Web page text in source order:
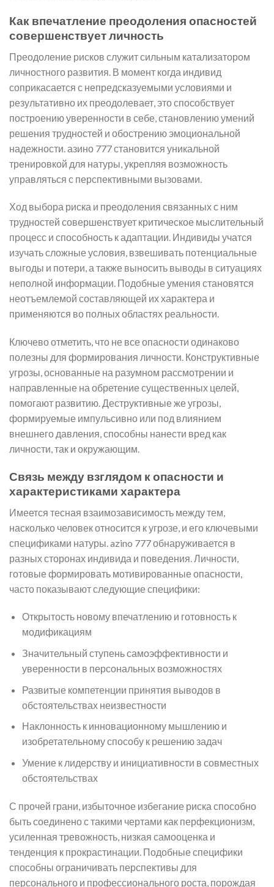
Как впечатление преодоления опасностей
совершенствует личность
Преодоление рисков служит сильным катализатором
личностного развития. В момент когда индивид
соприкасается с непредсказуемыми условиями и
результативно их преодолевает, это способствует
построению уверенности в себе, становлению умений
решения трудностей и обострению эмоциональной
надежности. азино 777 становится уникальной
тренировкой для натуры, укрепляя возможность
управляться с перспективными вызовами.
Ход выбора риска и преодоления связанных с ним
трудностей совершенствует критическое мыслительный
процесс и способность к адаптации. Индивиды учатся
изучать сложные условия, взвешивать потенциальные
выгоды и потери, а также выносить выводы в ситуациях
неполной информации. Подобные умения становятся
неотъемлемой составляющей их характера и
применяются во полных областях реальности.
Ключево отметить, что не все опасности одинаково
полезны для формирования личности. Конструктивные
угрозы, основанные на разумном рассмотрении и
направленные на обретение существенных целей,
помогают развитию. Деструктивные же угрозы,
формируемые импульсивно или под влиянием
внешнего давления, способны нанести вред как
личности, так и окружающим.
Связь между взглядом к опасности и
характеристиками характера
Имеется тесная взаимозависимость между тем,
насколько человек относится к угрозе, и его ключевыми
спецификами натуры. azino 777 обнаруживается в
разных сторонах индивида и поведения. Личности,
готовые формировать мотивированные опасности,
часто показывают следующие специфики:
Открытость новому впечатлению и готовность к
модификациям
Значительный ступень самоэффективности и
уверенности в персональных возможностях
Развитые компетенции принятия выводов в
обстоятельствах неизвестности
Наклонность к инновационному мышлению и
изобретательному способу к решению задач
Умение к лидерству и инициативности в совместных
обстоятельствах
С прочей грани, избыточное избегание риска способно
быть соединено с такими чертами как перфекционизм,
усиленная тревожность, низкая самооценка и
тенденция к прокрастинации. Подобные специфики
способны ограничивать перспективы для
персонального и профессионального роста, порождая